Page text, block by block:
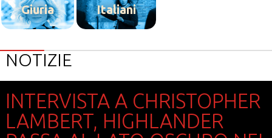
Giuria Italiani
NOTIZIE
INTERVISTA A CHRISTOPHER
LAMBERT, HIGHLANDER